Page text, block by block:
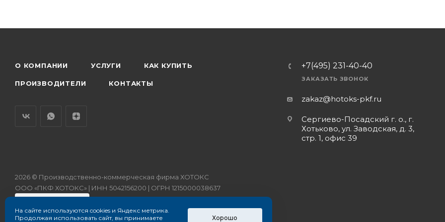
О КОМПАНИИ УСЛУГИ КАК КУПИТЬ
ПРОИЗВОДИТЕЛИ КОНТАКТЫ
+7(495) 231-40-40
ЗАКАЗАТЬ ЗВОНОК
zakaz@hotoks-pkf.ru
Сергиево-Посадский г. о., г.
Хотьково, ул. Заводская, д. 3,
стр. 1, офис 39
2026 © Производственно-коммерческая фирма ХОТОКС
ООО «ПКФ ХОТОКС» | ИНН 5042156200 | ОГРН 1215000038637
На сайте используются cookies и Яндекс метрика.
Продолжая использовать сайт, вы принимаете
Хорошо